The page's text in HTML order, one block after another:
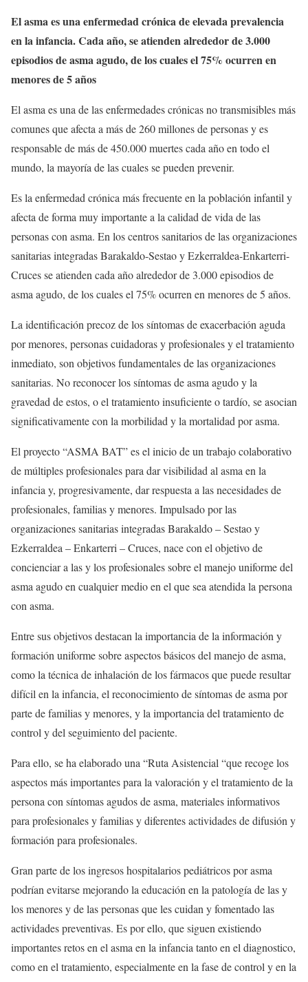
El asma es una enfermedad crónica de elevada prevalencia
en la infancia. Cada año, se atienden alrededor de 3.000
episodios de asma agudo, de los cuales el 75% ocurren en
menores de 5 años
El asma es una de las enfermedades crónicas no transmisibles más
comunes que afecta a más de 260 millones de personas y es
responsable de más de 450.000 muertes cada año en todo el
mundo, la mayoría de las cuales se pueden prevenir.
Es la enfermedad crónica más frecuente en la población infantil y
afecta de forma muy importante a la calidad de vida de las
personas con asma. En los centros sanitarios de las organizaciones
sanitarias integradas Barakaldo-Sestao y Ezkerraldea-Enkarterri-
Cruces se atienden cada año alrededor de 3.000 episodios de
asma agudo, de los cuales el 75% ocurren en menores de 5 años.
La identificación precoz de los síntomas de exacerbación aguda
por menores, personas cuidadoras y profesionales y el tratamiento
inmediato, son objetivos fundamentales de las organizaciones
sanitarias. No reconocer los síntomas de asma agudo y la
gravedad de estos, o el tratamiento insuficiente o tardío, se asocian
significativamente con la morbilidad y la mortalidad por asma.
El proyecto “ASMA BAT” es el inicio de un trabajo colaborativo
de múltiples profesionales para dar visibilidad al asma en la
infancia y, progresivamente, dar respuesta a las necesidades de
profesionales, familias y menores. Impulsado por las
organizaciones sanitarias integradas Barakaldo – Sestao y
Ezkerraldea – Enkarterri – Cruces, nace con el objetivo de
concienciar a las y los profesionales sobre el manejo uniforme del
asma agudo en cualquier medio en el que sea atendida la persona
con asma.
Entre sus objetivos destacan la importancia de la información y
formación uniforme sobre aspectos básicos del manejo de asma,
como la técnica de inhalación de los fármacos que puede resultar
difícil en la infancia, el reconocimiento de síntomas de asma por
parte de familias y menores, y la importancia del tratamiento de
control y del seguimiento del paciente.
Para ello, se ha elaborado una “Ruta Asistencial “que recoge los
aspectos más importantes para la valoración y el tratamiento de la
persona con síntomas agudos de asma, materiales informativos
para profesionales y familias y diferentes actividades de difusión y
formación para profesionales.
Gran parte de los ingresos hospitalarios pediátricos por asma
podrían evitarse mejorando la educación en la patología de las y
los menores y de las personas que les cuidan y fomentado las
actividades preventivas. Es por ello, que siguen existiendo
importantes retos en el asma en la infancia tanto en el diagnostico,
como en el tratamiento, especialmente en la fase de control y en la